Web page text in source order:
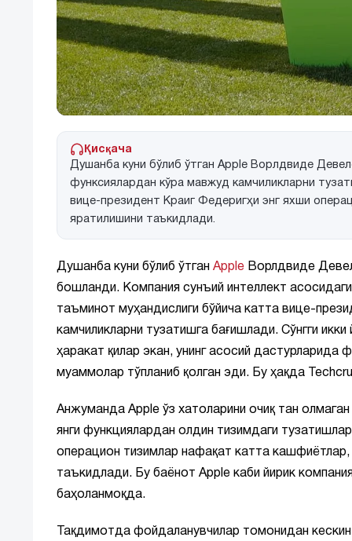
Қисқача
Душанба куни бўлиб ўтган Apple Ворлдвиде
функсиялардан кўра мавжуд камчиликларни
вице-президент Краиг Федеригҳи энг яхши
яратилишини таъкидлади.
Душанба куни бўлиб ўтган Apple Ворлдвиде
бошланди. Компания сунъий интеллект асосидаги
таъминот муҳандислиги бўйича катта вице-
камчиликларни тузатишга бағишлади. Сўнгги
ҳаракат қилар экан, унинг асосий дастурларида
муаммолар тўпланиб қолган эди. Бу ҳақда
Анжуманда Apple ўз хатоларини очиқ тан
янги функциялардан олдин тизимдаги
операцион тизимлар нафақат катта
таъкидлади. Бу баёнот Apple каби йирик
баҳоланмоқда.
Тақдимотда фойдаланувчилар томонидан кескин